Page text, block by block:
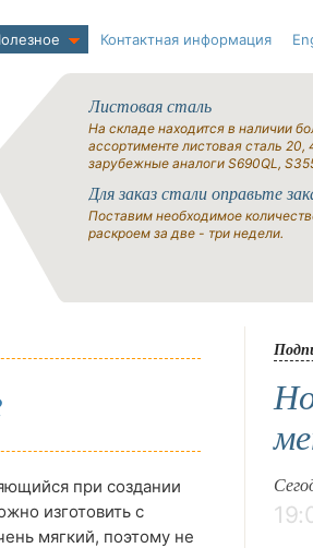
Контактная информация
Листовая сталь
На складе находится в наличии
ассортименте листовая сталь
зарубежные аналоги S690QL,
Для заказ стали оправьте
Поставим необходимое
раскроем за две - три недели.
при создании
изготовить с
мягкий, поэтому не